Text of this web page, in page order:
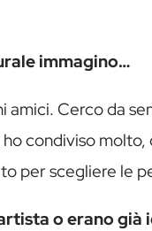
immagino…
Cerco da
condiviso molto,
per scegliere le
o erano già